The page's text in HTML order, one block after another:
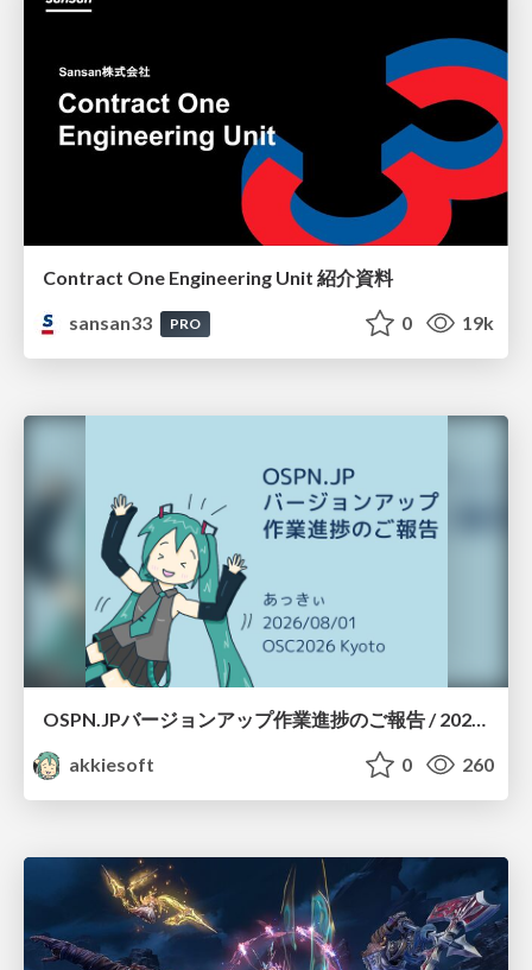
Contract One Engineering Unit 紹介資料
sansan33
PRO 0 19k
OSPN.JPバージョンアップ作業進捗のご報告 / 20260801-osc26kyoto
akkiesoft
0 260